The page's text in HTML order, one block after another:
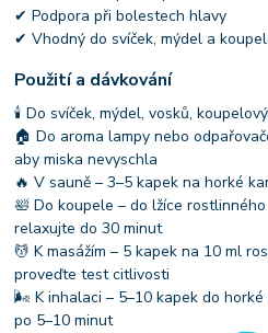
✔ Podpora při bolestech hlavy
✔ Vhodný do svíček, mýdel a
Použití a dávkování
🕯 Do svíček, mýdel, vosků,
🏠 Do aroma lampy nebo
aby miska nevyschla
🔥 V sauně – 3–5 kapek na horké
🛀 Do koupele – do lžíce
relaxujte do 30 minut
💆 K masážím – 5 kapek na 10 ml
proveďte test citlivosti
🌬 K inhalaci – 5–10 kapek do horké
po 5–10 minut